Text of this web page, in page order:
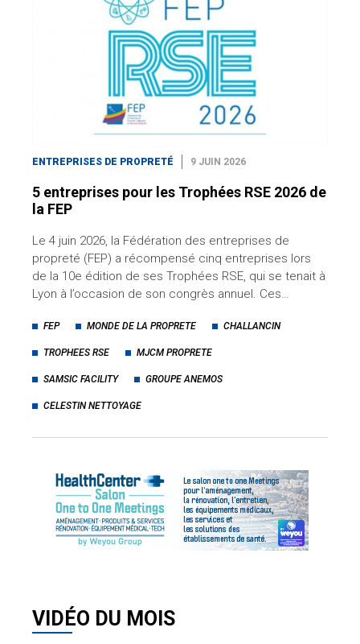
ENTREPRISES DE PROPRETÉ 9 JUIN 2026
5 entreprises pour les Trophées RSE 2026 de
la FEP
Le 4 juin 2026, la Fédération des entreprises de
propreté (FEP) a récompensé cinq entreprises lors
de la 10e édition de ses Trophées RSE, qui se tenait à
Lyon à l’occasion de son congrès annuel. Ces…
FEP MONDE DE LA PROPRETE CHALLANCIN
TROPHEES RSE MJCM PROPRETE
SAMSIC FACILITY GROUPE ANEMOS
CELESTIN NETTOYAGE
VIDÉO DU MOIS